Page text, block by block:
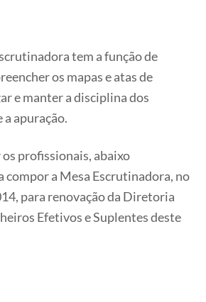
tem a função de
os mapas e atas de
e manter a disciplina dos
apuração.
profissionais, abaixo
compor a Mesa Escrutinadora, no
para renovação da Diretoria
Efetivos e Suplentes deste